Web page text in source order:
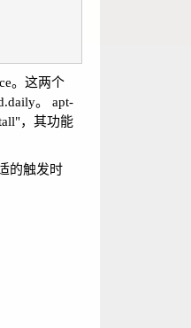
。这两个
。 apt-
，其功能
的触发时